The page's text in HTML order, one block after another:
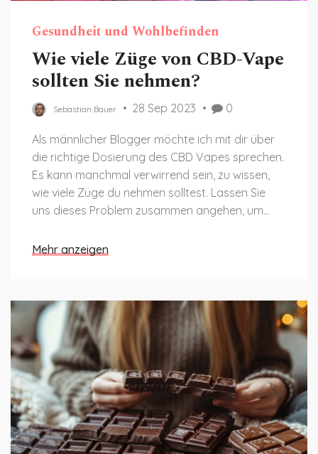
Gesundheit und Wohlbefinden
Wie viele Züge von CBD-Vape
sollten Sie nehmen?
Sebastian Bauer 28 Sep 2023 0
Als männlicher Blogger möchte ich mit dir über
die richtige Dosierung des CBD Vapes sprechen.
Es kann manchmal verwirrend sein, zu wissen,
wie viele Züge du nehmen solltest. Lassen Sie
uns dieses Problem zusammen angehen, um
bist nicht allein in dieser Reise, ich bin hier, um
hoffe ich, dass diese Informationen für dich
nützlich sein werden.
Mehr anzeigen